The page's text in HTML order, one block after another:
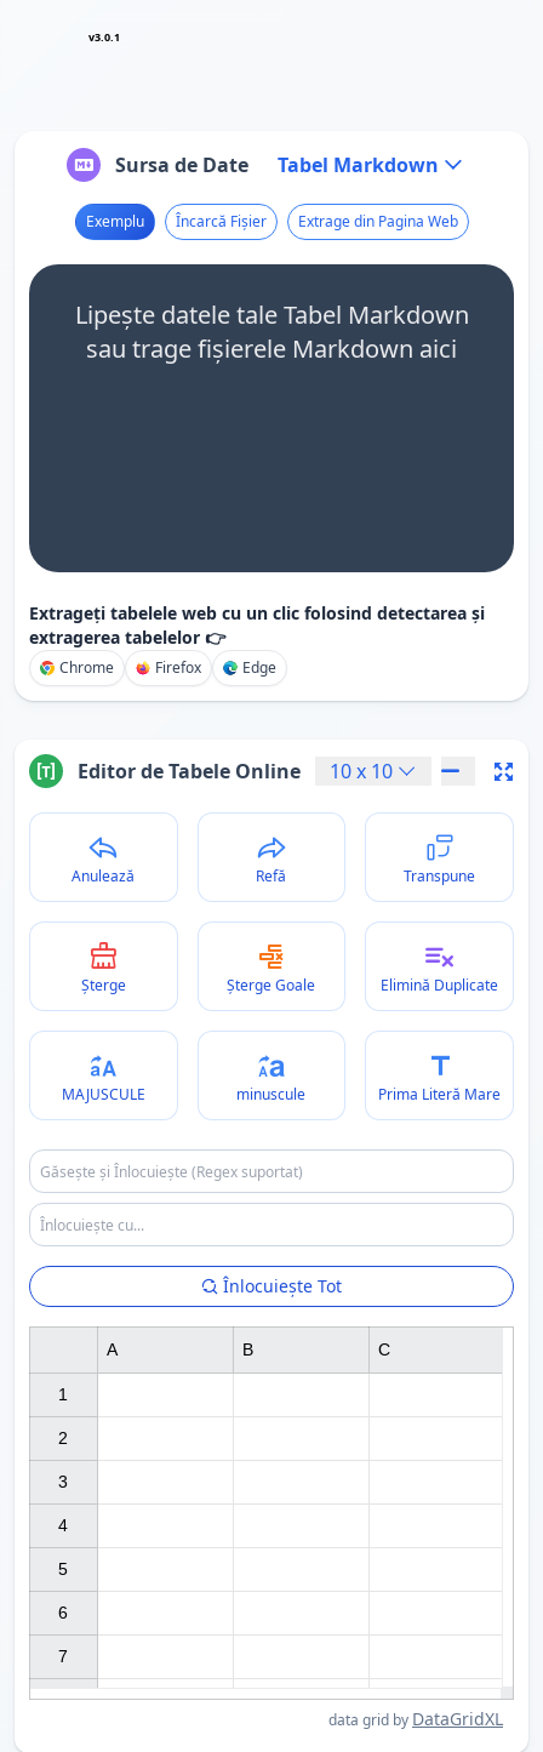
v3.0.1
Sursa de Date Tabel Markdown
Exemplu Încarcă Fișier Extrage din Pagina Web
Lipește datele tale Tabel Markdown
sau trage fișierele Markdown aici
Extrageți tabelele web cu un clic folosind detectarea și
extragerea tabelelor 👉
Chrome Firefox Edge
Editor de Tabele Online 10x 10
Anulează Refă Transpune
Șterge Șterge Goale Elimină Duplicate
MAJUSCULE minuscule Prima Literă Mare
Înlocuiește Tot
1
2
3
4
5
6
7
A B C
data grid by DataGridXL